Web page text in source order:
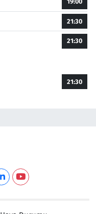
21:30
21:30
21:30